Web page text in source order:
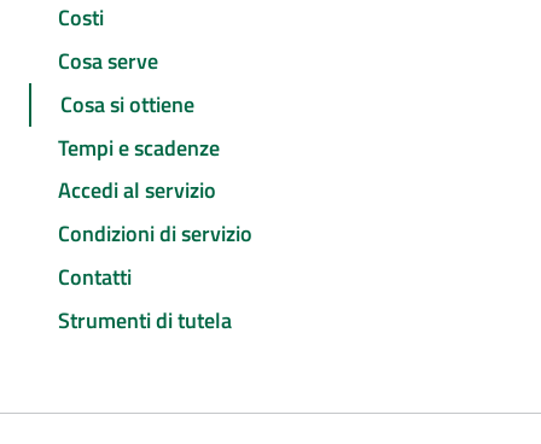
Costi
Cosa serve
Cosa si ottiene
Tempi e scadenze
Accedi al servizio
Condizioni di servizio
Contatti
Strumenti di tutela